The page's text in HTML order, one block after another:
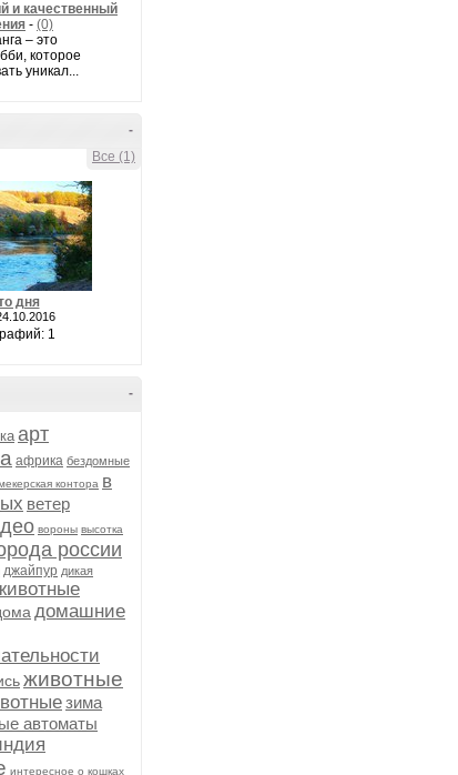
и качественный
- (0)
– это
которое
уникал...
-
Все (1)
дня
1
-
арт
африка бездомные
контора в
ветер
вороны высотка
россии
джайпур дикая
домашние
животные
зима
автоматы
интересное о кошках